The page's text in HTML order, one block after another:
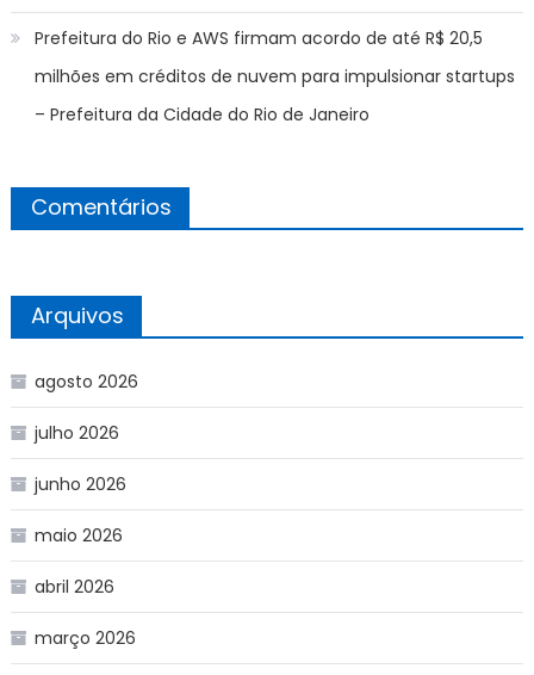
Prefeitura do Rio e AWS firmam acordo de até R$ 20,5
milhões em créditos de nuvem para impulsionar startups
– Prefeitura da Cidade do Rio de Janeiro
Comentários
Arquivos
agosto 2026
julho 2026
junho 2026
maio 2026
abril 2026
março 2026